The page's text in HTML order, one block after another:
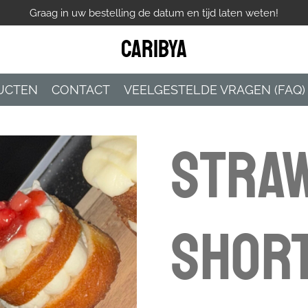
Graag in uw bestelling de datum en tijd laten weten!
Caribya
CONTACT VEELGESTELDE VRAGEN (FAQ)